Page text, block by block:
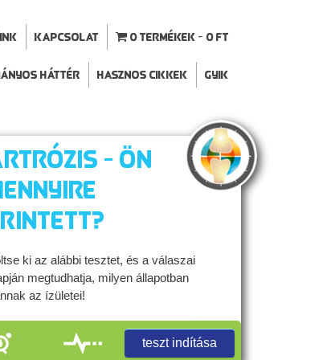
Kapcsolat 0 termékek 0 Ft
háttér Hasznos cikkek GYIK
- Ön
ki az alábbi tesztet, és a válaszai
megtudhatja, milyen állapotban
az ízületei!
teszt indítása